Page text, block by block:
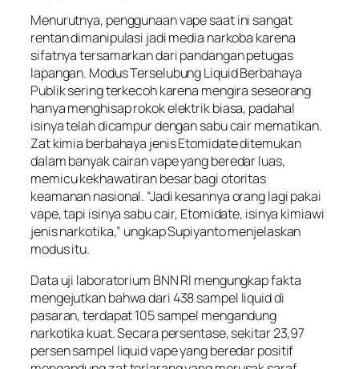
Menurutnya, penggunaan vape saat ini sangat
rentan dimanipulasi jadi media narkoba karena
sifatnya tersamarkan dari pandangan petugas
lapangan. Modus Terselubung Liquid Berbahaya
Publik sering terkecoh karena mengira seseorang
hanya menghisap rokok elektrik biasa, padahal
isinya telah dicampur dengan sabu cair mematikan.
Zat kimia berbahaya jenis Etomidate ditemukan
dalam banyak cairan vape yang beredar luas,
memicu kekhawatiran besar bagi otoritas
keamanan nasional. “Jadi kesannya orang lagi pakai
vape, tapi isinya sabu cair, Etomidate, isinya kimiawi
jenis narkotika,” ungkap Supiyanto menjelaskan
modus itu.
Data uji laboratorium BNN RI mengungkap fakta
mengejutkan bahwa dari 438 sampel liquid di
pasaran, terdapat 105 sampel mengandung
narkotika kuat. Secara persentase, sekitar 23,97
persen sampel liquid vape yang beredar positif